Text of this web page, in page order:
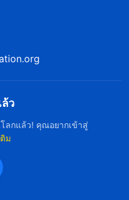
มาก่อน เหตุใดเจ้าจึง
ดที่ไม่เคยได้เห็นหรือ
ป็นอะไรมากไปกว่าใคร
ามพระพรและบั้นปลาย
าหมายเดียวกันกับ
นะของเรา หากเจ้าไม่
รา แล้วเหตุใดเจ้าจึง
ไล่ตามความรอด เจ้า
และความอยากได้
ว
ลกแล้ว! คุณอยากเข้าสู่
ม